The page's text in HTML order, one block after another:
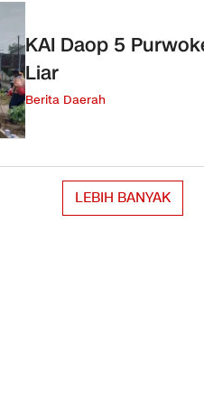
KAI Daop 5
Liar
Berita Daerah
LEBIH BANYAK